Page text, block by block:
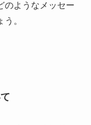
のようなメッセー
。